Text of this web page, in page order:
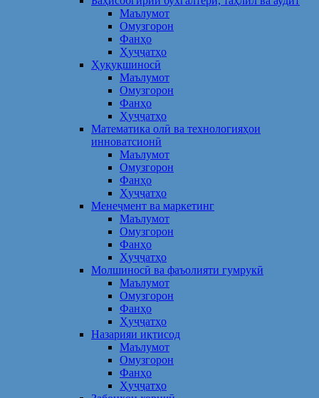
Маълумот
Омузгорон
Фанҳо
Ҳуҷҷатҳо
Ҳуқуқшиносӣ
Маълумот
Омузгорон
Фанҳо
Ҳуҷҷатҳо
Математика олӣ ва технологияҳои
инноватсионӣ
Маълумот
Омузгорон
Фанҳо
Ҳуҷҷатҳо
Менеҷмент ва маркетинг
Маълумот
Омузгорон
Фанҳо
Ҳуҷҷатҳо
Молшиносӣ ва фаъолияти гумрукӣ
Маълумот
Омузгорон
Фанҳо
Ҳуҷҷатҳо
Назарияи иқтисод
Маълумот
Омузгорон
Фанҳо
Ҳуҷҷатҳо